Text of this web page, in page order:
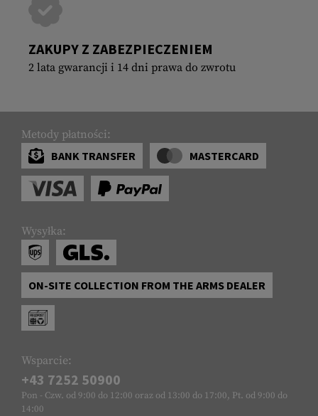
ZAKUPY Z ZABEZPIECZENIEM
2 lata gwarancji i 14 dni prawa do zwrotu
Metody płatności:
BANK TRANSFER
MASTERCARD
Wysyłka:
ON-SITE COLLECTION FROM THE ARMS DEALER
Wsparcie:
+43 7252 50900
Pon - Czw. od 9:00 do 12:00 oraz od 13:00 do 17:00, Pt. od 9:00 do
14:00